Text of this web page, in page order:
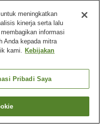
/ Salon kecantikan
Chiyoda
meningkatkan
kinerja serta lalu
informasi
Anda kepada mitra
kami. Kebijakan
Pribadi Saya